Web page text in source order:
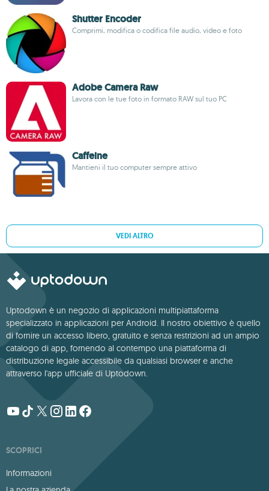
Shutter Encoder
Comprimi, modifica o codifica file audio, video e foto
Adobe Camera Raw
Lavora con le tue foto in formato RAW sul tuo PC
Caffeine
Mantieni il tuo computer sempre attivo
VEDI ALTRO
Uptodown è un negozio di applicazioni multipiattaforma
specializzato in applicazioni per Android. Il nostro obiettivo è quello
di fornire un accesso libero, gratuito e senza restrizioni ad un ampio
catalogo di app, fornendo al contempo una piattaforma di
distribuzione legale accessibile da qualsiasi browser e anche
attraverso l'app ufficiale di Uptodown.
SCOPRICI
Informazioni